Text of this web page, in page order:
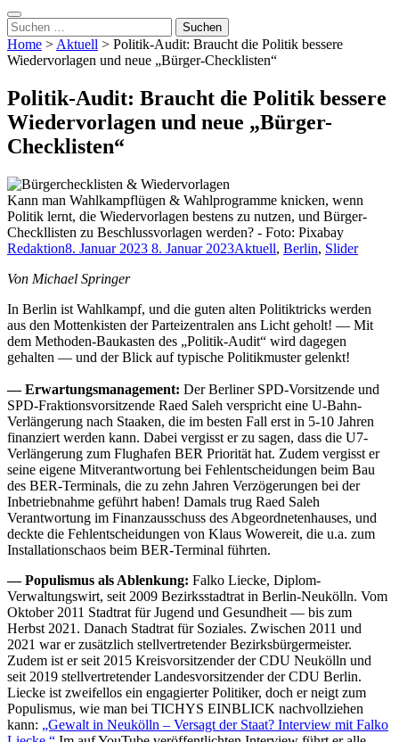
Suche
nach:
Home >Aktuell > Politik-Audit: Braucht die Politik bessere
Wiedervorlagen und neue „Bürger-Checklisten“
Politik-Audit: Braucht die Politik bessere
Wiedervorlagen und neue „Bürger-
Checklisten“
Kann man Wahlkampflügen & Wahlprogramme knicken, wenn
Politik lernt, die Wiedervorlagen bestens zu nutzen, und Bürger-
Checkllisten zu Beschlussvorlagen werden? - Foto: Pixabay
Redaktion8. Januar 2023 8. Januar 2023Aktuell, Berlin, Slider
Von Michael Springer
In Berlin ist Wahlkampf, und die guten alten Politiktricks werden
aus den Mottenkisten der Parteizentralen ans Licht geholt! — Mit
dem Methoden-Baukasten des „Politik-Audit“ wird dagegen
gehalten — und der Blick auf typische Politikmuster gelenkt!
— Erwartungsmanagement: Der Berliner SPD-Vorsitzende und
SPD-Fraktionsvorsitzende Raed Saleh verspricht eine U-Bahn-
Verlängerung nach Staaken, die im besten Fall erst in 5-10 Jahren
finanziert werden kann. Dabei vergisst er zu sagen, dass die U7-
Verlängerung zum Flughafen BER Priorität hat. Zudem vergisst er
seine eigene Mitverantwortung bei Fehlentscheidungen beim Bau
des BER-Terminals, die zu zehn Jahren Verzögerungen bei der
Inbetriebnahme geführt haben! Damals trug Raed Saleh
Verantwortung im Finanzausschuss des Abgeordnetenhauses, und
deckte die Fehlentscheidungen von Klaus Wowereit, die u.a. zum
Installationschaos beim BER-Terminal führten.
— Populismus als Ablenkung: Falko Liecke, Diplom-
Verwaltungswirt, seit 2009 Bezirksstadtrat in Berlin-Neukölln. Vom
Oktober 2011 Stadtrat für Jugend und Gesundheit — bis zum
Herbst 2021. Danach Stadtrat für Soziales. Zwischen 2011 und
2021 war er zusätzlich stellvertretender Bezirksbürgermeister.
Zudem ist er seit 2015 Kreisvorsitzender der CDU Neukölln und
seit 2019 stellvertretender Landesvorsitzender der CDU Berlin.
Liecke ist zweifellos ein engagierter Politiker, doch er neigt zum
Populismus, wie man bei TICHYS EINBLICK nachvollziehen
kann: „Gewalt in Neukölln – Versagt der Staat? Interview mit Falko